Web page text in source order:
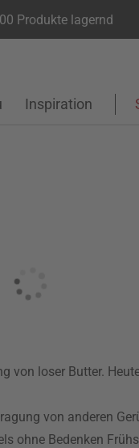
Produkte lagernd
Inspiration
von loser Butter.
von anderen
ohne Bedenken